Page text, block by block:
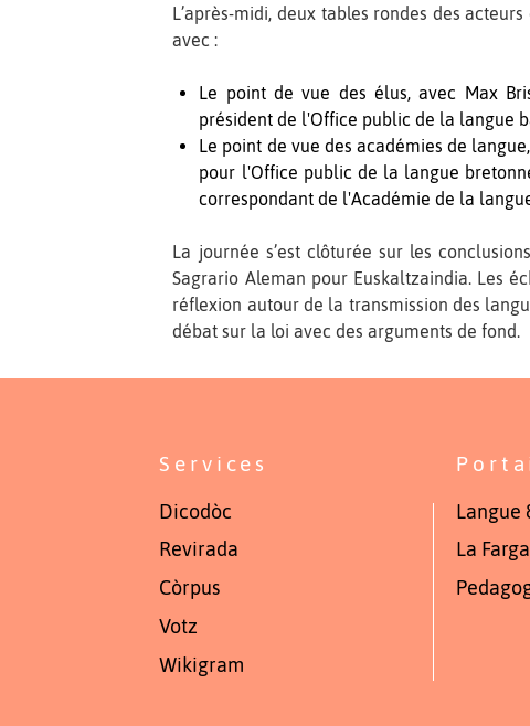
L’après-midi, deux tables rondes des
avec :
Le point de vue des élus, avec Max
président de l'Office public de la langue
Le point de vue des académies de
pour l'Office public de la langue
correspondant de l'Académie de la
La journée s’est clôturée sur les
Sagrario Aleman pour Euskaltzaindia. Les
réflexion autour de la transmission des
débat sur la loi avec des arguments de fond.
Services
Dicodòc
Revirada
Còrpus
Votz
Wikigram
Langue
La